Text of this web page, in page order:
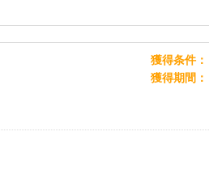
獲得条件
獲得期間